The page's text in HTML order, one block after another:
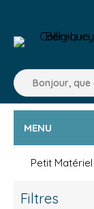
MENU
Petit Matériel
Filtres